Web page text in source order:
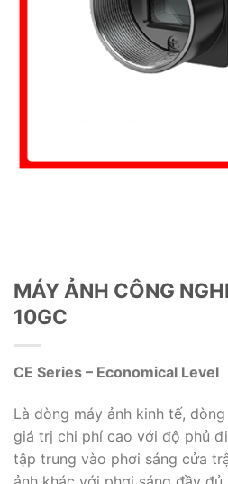
MÁY ẢNH CÔNG
10GC
CE Series – Economical Level
Là dòng máy ảnh kinh tế,
giá trị chi phí cao với độ phủ
tập trung vào phơi sáng cửa